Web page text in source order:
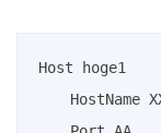
Host hoge1